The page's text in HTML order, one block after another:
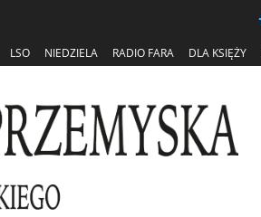
LSO NIEDZIELA RADIO FARA DLA KSIĘŻY